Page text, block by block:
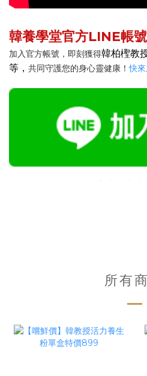
韓養學堂官方LINE帳號
加入官方帳號，即刻獲得韓柏檉教
等， 共同守護您的身心靈健康！快來
所有